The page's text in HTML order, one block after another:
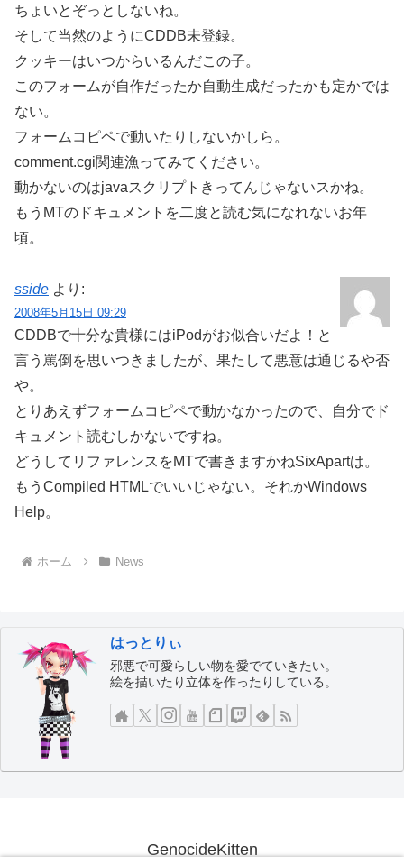
ちょいとぞっとしないね。
そして当然のようにCDDB未登録。
クッキーはいつからいるんだこの子。
このフォームが自作だったか自動生成だったかも定かでは
ない。
フォームコピペで動いたりしないかしら。
comment.cgi関連漁ってみてください。
動かないのはjavaスクリプトきってんじゃないスかね。
もうMTのドキュメントを二度と読む気になれないお年
頃。
sside より:
2008年5月15日 09:29
CDDBで十分な貴様にはiPodがお似合いだよ！と
言う罵倒を思いつきましたが、果たして悪意は通じるや否
や。
とりあえずフォームコピペで動かなかったので、自分でド
キュメント読むしかないですね。
どうしてリファレンスをMTで書きますかねSixApartは。
もうCompiled HTMLでいいじゃない。それかWindows
Help。
ホーム News
はっとりぃ
邪悪で可愛らしい物を愛でていきたい。
絵を描いたり立体を作ったりしている。
GenocideKitten